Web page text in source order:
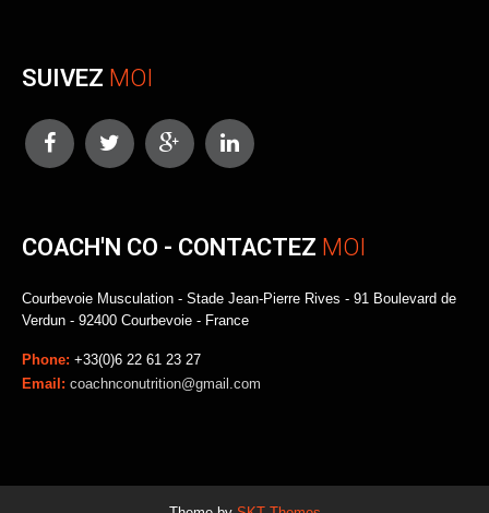
SUIVEZ MOI
COACH'N CO - CONTACTEZ MOI
Courbevoie Musculation - Stade Jean-Pierre Rives - 91 Boulevard de
Verdun - 92400 Courbevoie - France
Phone: +33(0)6 22 61 23 27
Email: coachnconutrition@gmail.com